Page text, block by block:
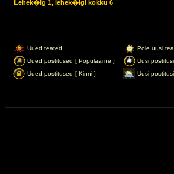
Lehek�lg 1, lehek�lgi kokku 6
Uued teated Pole uusi
Uued postitused [ Populaarne ]
Uusi
Uued postitused [ Kinni ]
Uusi